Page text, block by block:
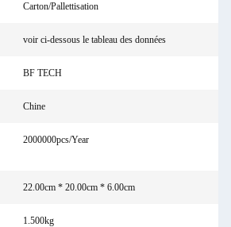
Carton/Pallettisation
voir ci-dessous le tableau des données
BF TECH
Chine
2000000pcs/Year
22.00cm * 20.00cm * 6.00cm
1.500kg